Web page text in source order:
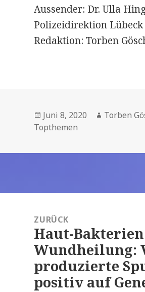
Aussender: Dr. Ulla
Polizeidirektion Lübeck
Redaktion: Torben
Veröffentlicht
am
Juni 8, 2020 Autor
Torben
Topthemen
NavigationZURÜCK
Vorheriger
Beitrag:
Haut-
Wundheilung:
produzierte
positiv auf